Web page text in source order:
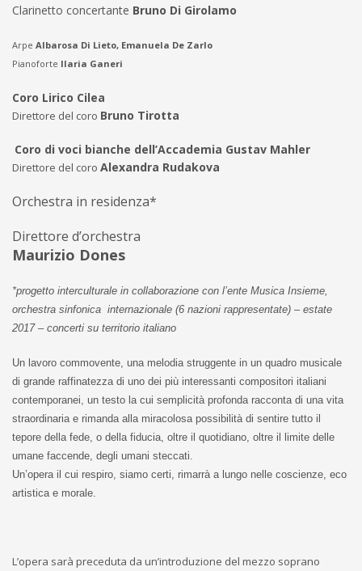
Clarinetto concertante Bruno Di Girolamo
Arpe Albarosa Di Lieto, Emanuela De Zarlo
Pianoforte Ilaria Ganeri
Coro Lirico Cilea
Direttore del coro Bruno Tirotta
Coro di voci bianche dell’Accademia Gustav Mahler
Direttore del coro Alexandra Rudakova
Orchestra in residenza*
Direttore d’orchestra
Maurizio Dones
*progetto interculturale in collaborazione con l’ente Musica Insieme,
orchestra sinfonica internazionale (6 nazioni rappresentate) – estate
2017 – concerti su territorio italiano
Un lavoro commovente, una melodia struggente in un quadro musicale
di grande raffinatezza di uno dei più interessanti compositori italiani
contemporanei, un testo la cui semplicità profonda racconta di una vita
straordinaria e rimanda alla miracolosa possibilità di sentire tutto il
tepore della fede, o della fiducia, oltre il quotidiano, oltre il limite delle
umane faccende, degli umani steccati.
Un’opera il cui respiro, siamo certi, rimarrà a lungo nelle coscienze, eco
artistica e morale.
L’opera sarà preceduta da un’introduzione del mezzo soprano